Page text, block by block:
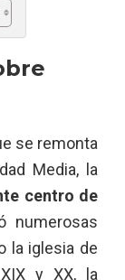
se remonta
Media, la
centro de
numerosas
la iglesia de
y XX, la